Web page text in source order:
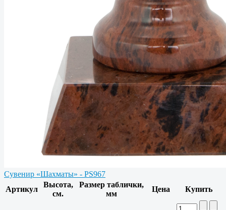
Сувенир «Шахматы» - PS967
Артикул
Высота,
см.
Размер таблички,
мм
Цена Купить